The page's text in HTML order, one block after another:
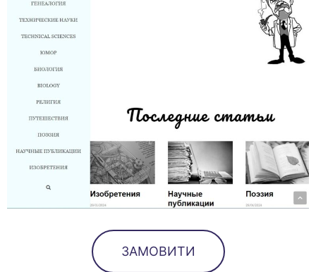
ЗАМОВИТИ